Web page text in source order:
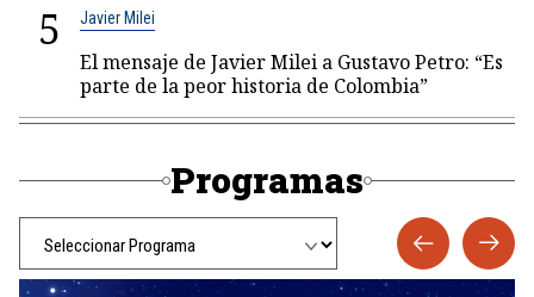
5 Javier Milei
El mensaje de Javier Milei a Gustavo Petro: “Es
parte de la peor historia de Colombia”
Programas